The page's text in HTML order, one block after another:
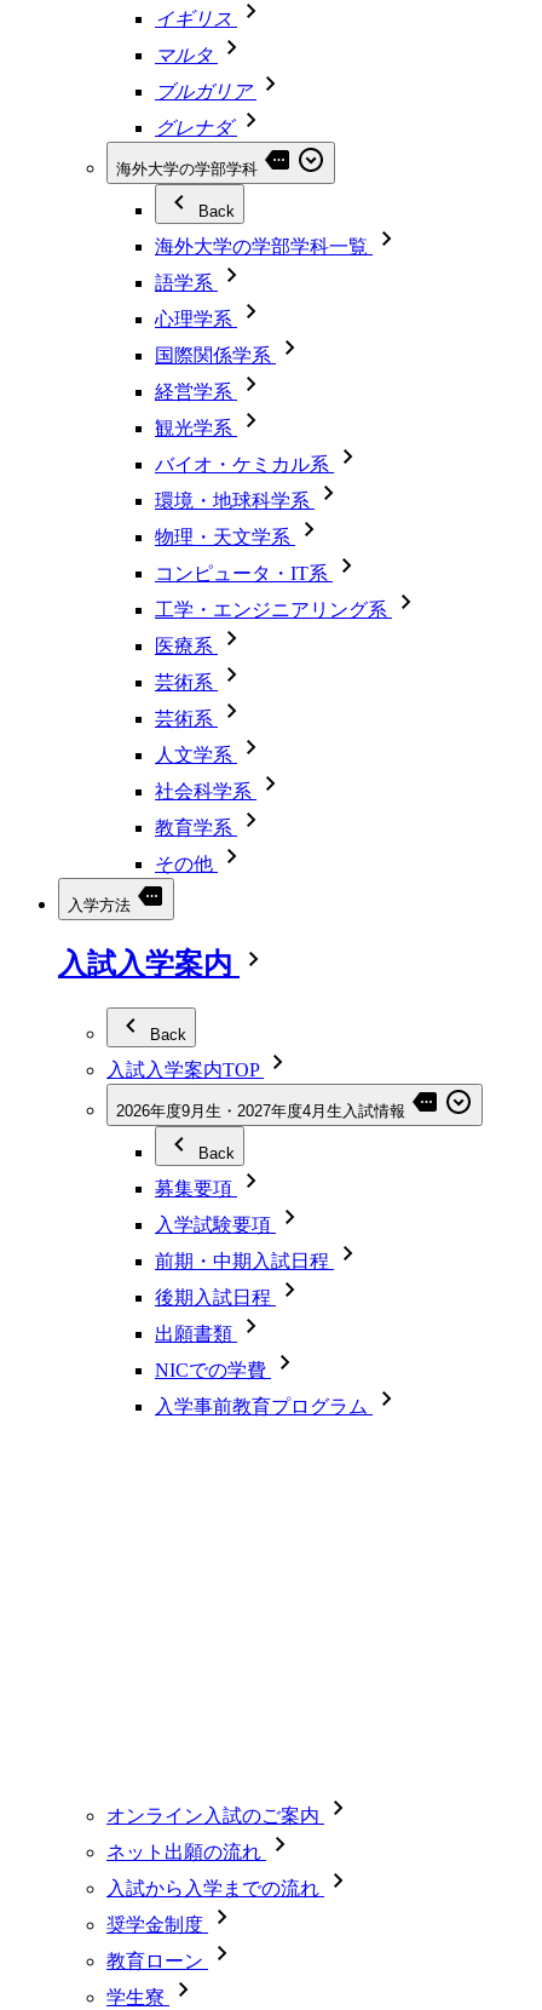
イギリス
マルタ
ブルガリア
グレナダ
海外大学の学部学科
Back
海外大学の学部学科一覧
語学系
心理学系
国際関係学系
経営学系
観光学系
バイオ・ケミカル系
環境・地球科学系
物理・天文学系
コンピュータ・IT系
工学・エンジニアリング系
医療系
芸術系
芸術系
人文学系
社会科学系
教育学系
その他
入学方法
入試入学案内
Back
入試入学案内TOP
2026年度9月生・2027年度4月生入試情報
Back
募集要項
入学試験要項
前期・中期入試日程
後期入試日程
出願書類
NICでの学費
入学事前教育プログラム
オンライン入試のご案内
ネット出願の流れ
入試から入学までの流れ
奨学金制度
教育ローン
学生寮